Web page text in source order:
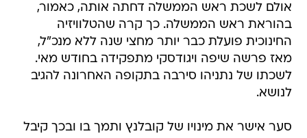
אולם לשכת ראש הממשלה דחתה אותה, כאמור,
בהוראת ראש הממשלה. כך קרה שהטלוויזיה
החינוכית פועלת כבר יותר מחצי שנה ללא מנכ"ל,
מאז פרשה שיפה ויגודסקי מתפקידה בחודש מאי.
לשכתו של נתניהו סירבה בתקופה האחרונה להגיב
לנושא.
סער אישר את מינויו של קובלנץ ותמך בו ובכך קיבל